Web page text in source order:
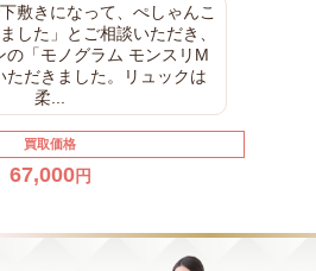
クラシカルなデザイ
ン「モノグラム カル
2）」をご紹介しま
しまれてきた